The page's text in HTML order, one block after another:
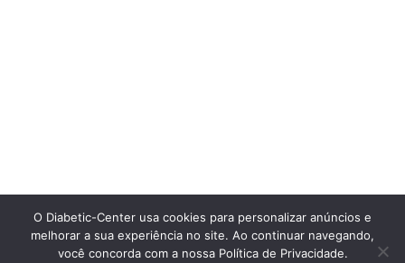
O Diabetic-Center usa cookies para personalizar anúncios e
melhorar a sua experiência no site. Ao continuar navegando,
você concorda com a nossa Política de Privacidade.